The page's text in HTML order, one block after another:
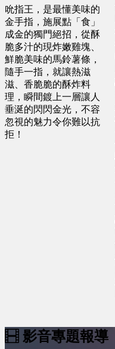
吮指王，是最懂美味的
金手指，施展點「食」
成金的獨門絕招，從酥
脆多汁的現炸嫩雞塊、
鮮脆美味的馬鈴薯條，
隨手一指，就讓熱滋
滋、香脆脆的酥炸料
理，瞬間鍍上一層讓人
垂涎的閃閃金光，不容
忽視的魅力令你難以抗
拒！
影音專題報導